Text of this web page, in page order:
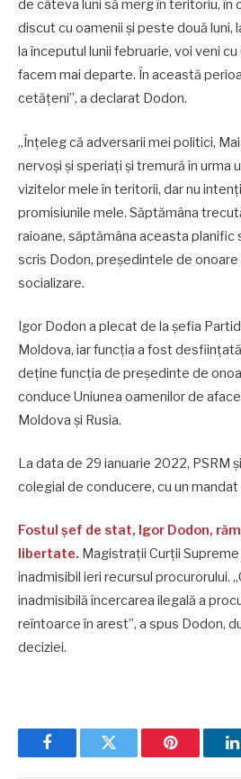
de câteva luni să merg în teritoriu, în
discut cu oamenii și peste două luni,
la începutul lunii februarie, voi veni
facem mai departe. În această
cetățeni”, a declarat Dodon.
„Înțeleg că adversarii mei politici,
nervoși și speriați și tremură în urma
vizitelor mele în teritorii, dar nu
promisiunile mele. Săptămâna
raioane, săptămâna aceasta planific
scris Dodon, președintele de onoare
socializare.
Igor Dodon a plecat de la șefia
Moldova, iar funcția a fost
deține funcția de președinte de
conduce Uniunea oamenilor de
Moldova și Rusia.
La data de 29 ianuarie 2022, PSRM
colegial de conducere, cu un mandat
Fostul șef de stat, Igor Dodon,
libertate. Magistrații Curții
inadmisibil ieri recursul procurorului.
inadmisibilă încercarea ilegală a
reîntoarce în arest”, a spus Dodon,
deciziei.
FacebookTwitter Pinterest